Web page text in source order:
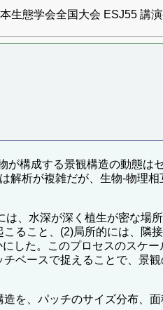
生態学会全国大会 ESJ55 講
構成する景観構造の動態は
解析が複雑だが、生物-物理相
、水深が深く植生が密な場所
ること、(2)局所的には、隣
した。このプロセスのスケ
ベースで捉えることで、景
を、パッチのサイズ分布、